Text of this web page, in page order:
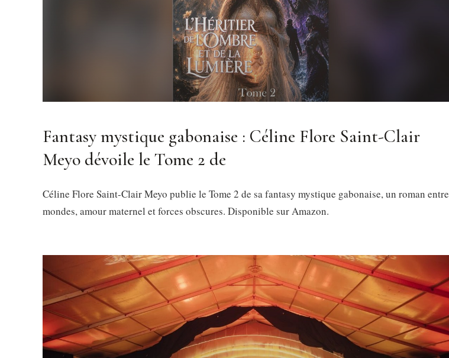
Fantasy mystique gabonaise : Céline Flore Saint-Clair
Meyo dévoile le Tome 2 de
Céline Flore Saint-Clair Meyo publie le Tome 2 de sa fantasy mystique gabonaise, un roman entre
mondes, amour maternel et forces obscures. Disponible sur Amazon.